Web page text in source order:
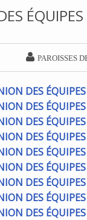
 PAROISSES